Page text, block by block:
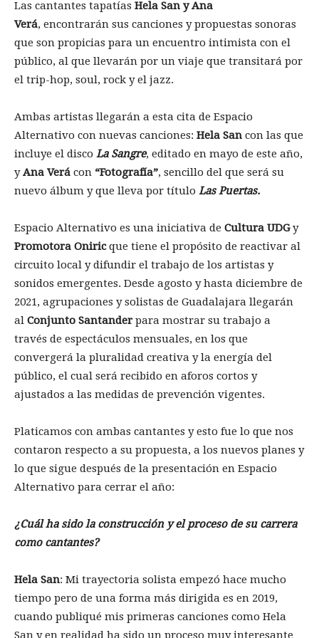
Las cantantes tapatías Hela San y Ana
Verá, encontrarán sus canciones y propuestas sonoras
que son propicias para un encuentro intimista con el
público, al que llevarán por un viaje que transitará por
el trip-hop, soul, rock y el jazz.
Ambas artistas llegarán a esta cita de Espacio
Alternativo con nuevas canciones: Hela San con las que
incluye el disco La Sangre, editado en mayo de este año,
yAna Verá con “Fotografía”, sencillo del que será su
nuevo álbum y que lleva por título Las Puertas.
Espacio Alternativo es una iniciativa de Cultura UDGy
Promotora Oniricque tiene el propósito de reactivar al
circuito local y difundir el trabajo de los artistas y
sonidos emergentes. Desde agosto y hasta diciembre de
2021, agrupaciones y solistas de Guadalajara llegarán
al Conjunto Santanderpara mostrar su trabajo a
través de espectáculos mensuales, en los que
convergerá la pluralidad creativa y la energía del
público, el cual será recibido en aforos cortos y
ajustados a las medidas de prevención vigentes.
Platicamos con ambas cantantes y esto fue lo que nos
contaron respecto a su propuesta, a los nuevos planes y
lo que sigue después de la presentación en Espacio
Alternativo para cerrar el año:
¿Cuál ha sido la construcción y el proceso de su carrera
como cantantes?
Hela San: Mi trayectoria solista empezó hace mucho
tiempo pero de una forma más dirigida es en 2019,
cuando publiqué mis primeras canciones como Hela
San y en realidad ha sido un proceso muy interesante